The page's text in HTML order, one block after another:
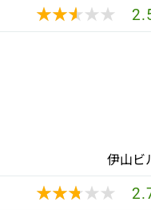
★★★★★
★★★★★
伊山ビ
★★★★★
★★★★★